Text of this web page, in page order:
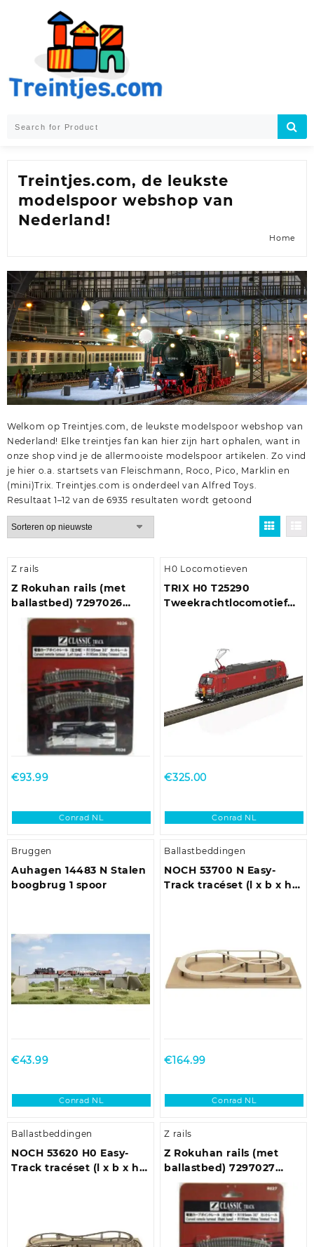
Treintjes.com, de leukste
modelspoor webshop van
Nederland!
Home
Welkom op Treintjes.com, de leukste modelspoor webshop van
Nederland! Elke treintjes fan kan hier zijn hart ophalen, want in
onze shop vind je de allermooiste modelspoor artikelen. Zo vind
je hier o.a.startsets van Fleischmann Roco Pico Marklin en
(mini)Trix . Treintjes.com is onderdeel vanAlfred Toys
Resultaat 1–12 van de 6935 resultaten wordt getoond
op
nieuwste
Z rails
Z Rokuhan rails (met
ballastbed) 7297026
Gebogen wissel,
Elektrisch, Links 30 ° 195
mm, 220 mm 1 stuk(s)
€93.99
Conrad NL
H0 Locomotieven
TRIX H0 T25290
Tweekrachtlocomotief
€325.00
Conrad NL
Bruggen
Auhagen 14483 N Stalen
boogbrug 1 spoor
€43.99
Conrad NL
Ballastbeddingen
NOCH 53700 N Easy-
Track tracéset (l x b x h)
€164.99
Conrad NL
Ballastbeddingen
NOCH 53620 H0 Easy-
Track tracéset (l x b x h)
Z rails
Z Rokuhan rails (met
ballastbed) 7297027
Gebogen wissel,
Elektrisch, Rechts 30 °
195 mm, 220 mm 1
stuk(s)